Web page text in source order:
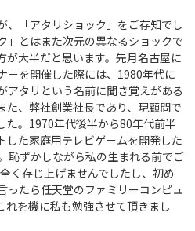
、「アタリショック」をご存知でし
」とはまた次元の異なるショックで
が大半だと思います。先月名古屋に
ーを開催した際には、1980年代に
アタリという名前に聞き覚えがある
た、弊社創業社長であり、現顧問で
た。1970年代後半から80年代前半
した家庭用テレビゲームを開発した
恥ずかしながら私の生まれる前でご
く存じ上げませんでしたし、初め
ったら任天堂のファミリーコンピュ
れを機に私も勉強させて頂きまし